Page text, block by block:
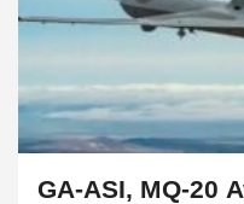
GA-ASI, MQ-20